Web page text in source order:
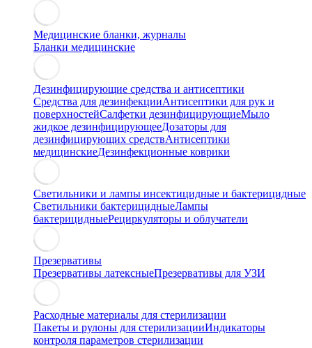
Медицинские бланки, журналы
Бланки медицинские
Дезинфицирующие средства и антисептики
Средства для дезинфекцииАнтисептики для рук и
поверхностейСалфетки дезинфицирующиеМыло
жидкое дезинфицирующееДозаторы для
дезинфицирующих средствАнтисептики
медицинскиеДезинфекционные коврики
Светильники и лампы инсектицидные и бактерицидные
Светильники бактерицидныеЛампы
бактерицидныеРециркуляторы и облучатели
Презервативы
Презервативы латексныеПрезервативы для УЗИ
Расходные материалы для стерилизации
Пакеты и рулоны для стерилизацииИндикаторы
контроля параметров стерилизации